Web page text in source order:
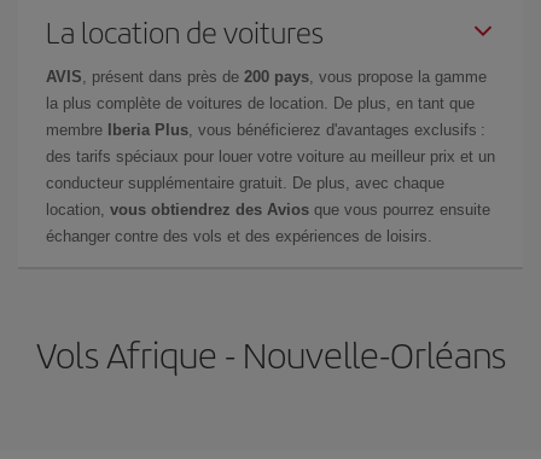
La location de voitures
AVIS , présent dans près de 200 pays , vous propose la gamme
la plus complète de voitures de location. De plus, en tant que
membre
Iberia Plus , vous bénéficierez d'avantages exclusifs :
des tarifs spéciaux pour louer votre voiture au meilleur prix et un
conducteur supplémentaire gratuit. De plus, avec chaque
location, vous obtiendrez des Avios que vous pourrez ensuite
échanger contre des vols et des expériences de loisirs.
Vols Afrique - Nouvelle-Orléans